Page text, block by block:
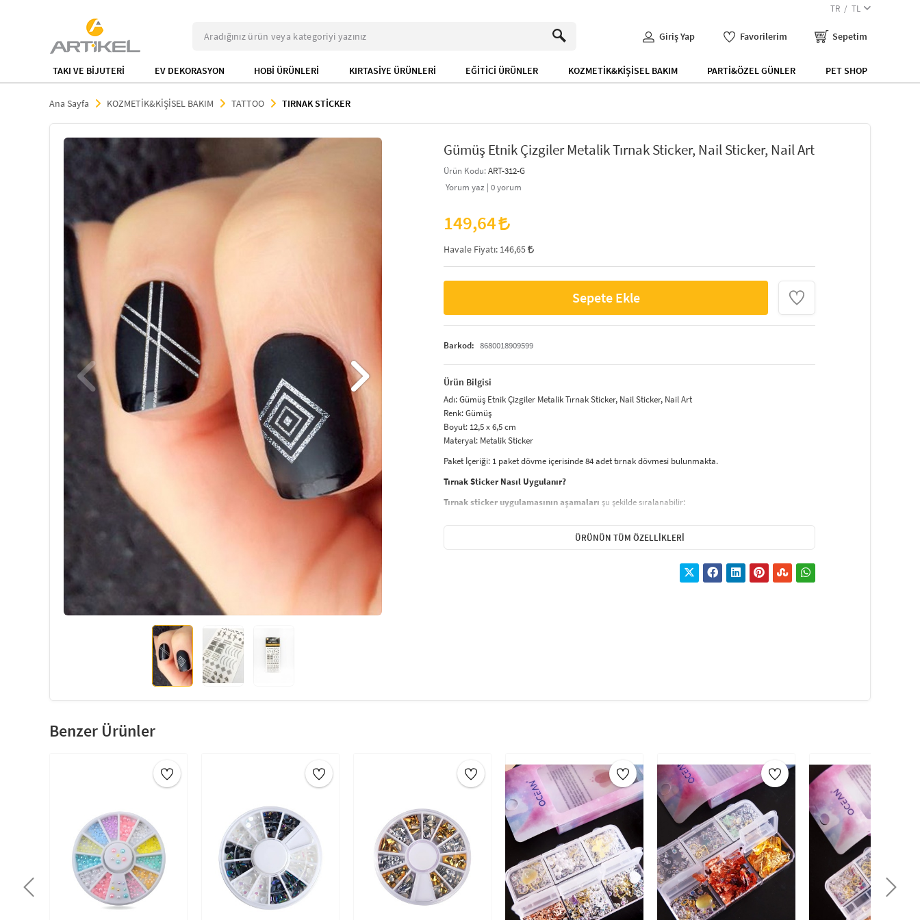
TR TL
Giriş Yap Favorilerim Sepetim
TAKI VE BİJUTERİ EV DEKORASYON HOBİ ÜRÜNLERİ KIRTASİYE ÜRÜNLERİ EĞİTİCİ ÜRÜNLER KOZMETİK&KİŞİSEL BAKIM PARTİ&ÖZEL GÜNLER PET SHOP
Ana Sayfa KOZMETİK&KİŞİSEL BAKIM TATTOO TIRNAK STİCKER
Gümüş Etnik Çizgiler Metalik Tırnak Sticker, Nail Sticker, Nail Art
Ürün Kodu:ART-312-G
Yorum yaz | 0yorum
149,64
Havale Fiyatı: 146,65
Sepete Ekle
Barkod: 8680018909599
Ürün Bilgisi
Adı: Gümüş Etnik Çizgiler Metalik Tırnak Sticker, Nail Sticker, Nail Art
Renk: Gümüş
Boyut: 12,5 x 6,5 cm
Materyal: Metalik Sticker
Paket İçeriği: 1 paket dövme içerisinde 84 adet tırnak dövmesi bulunmakta.
Tırnak Sticker Nasıl Uygulanır?
Tırnak sticker uygulamasının aşamaları şu şekilde sıralanabilir:
Tırnağın yağsız ve kuru olduğundan emin olunur.
Tırnaklar uzunsa kesilir ve törpülenir. Bu işlem sırasında tırnakların çok fazla kısaltılmaması
Tırnağın üzerine ince bir kat baz (astar) oje sürülür. Tırnak süsünün dikkat çekmesi tercih
ÜRÜNÜN TÜM ÖZELLIKLERI
Benzer Ürünler